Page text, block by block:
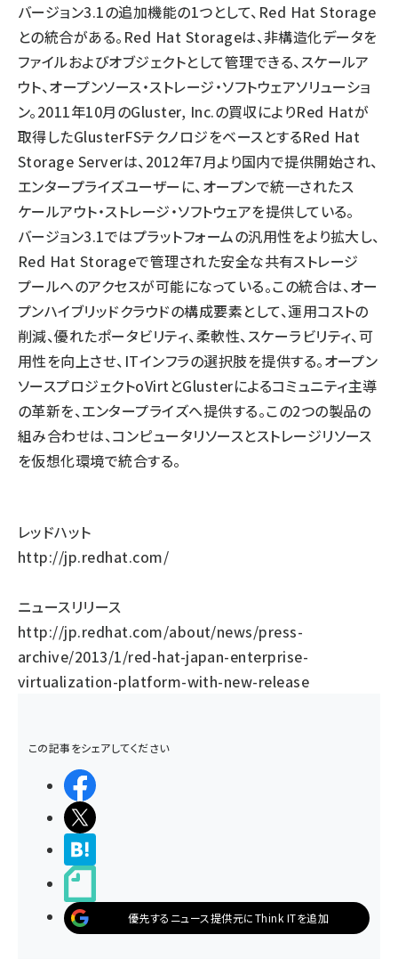
バージョン3.1の追加機能の1つとして、Red Hat Storage
との統合がある。Red Hat Storageは、非構造化データを
ファイルおよびオブジェクトとして管理できる、スケールア
ウト、オープンソース・ストレージ・ソフトウェアソリューショ
ン。2011年10月のGluster, Inc.の買収によりRed Hatが
取得したGlusterFSテクノロジをベースとするRed Hat
Storage Serverは、2012年7月より国内で提供開始され、
エンタープライズユーザーに、オープンで統一されたス
ケールアウト・ストレージ・ソフトウェアを提供している。
バージョン3.1ではプラットフォームの汎用性をより拡大し、
Red Hat Storageで管理された安全な共有ストレージ
プールへのアクセスが可能になっている。この統合は、オー
プンハイブリッドクラウドの構成要素として、運用コストの
削減、優れたポータビリティ、柔軟性、スケーラビリティ、可
用性を向上させ、ITインフラの選択肢を提供する。オープン
ソースプロジェクトoVirtとGlusterによるコミュニティ主導
の革新を、エンタープライズへ提供する。この2つの製品の
組み合わせは、コンピュータリソースとストレージリソース
を仮想化環境で統合する。
レッドハット
http://jp.redhat.com/
ニュースリリース
http://jp.redhat.com/about/news/press-
archive/2013/1/red-hat-japan-enterprise-
virtualization-platform-with-new-release
この記事をシェアしてください
優先するニュース提供元にThink ITを追加